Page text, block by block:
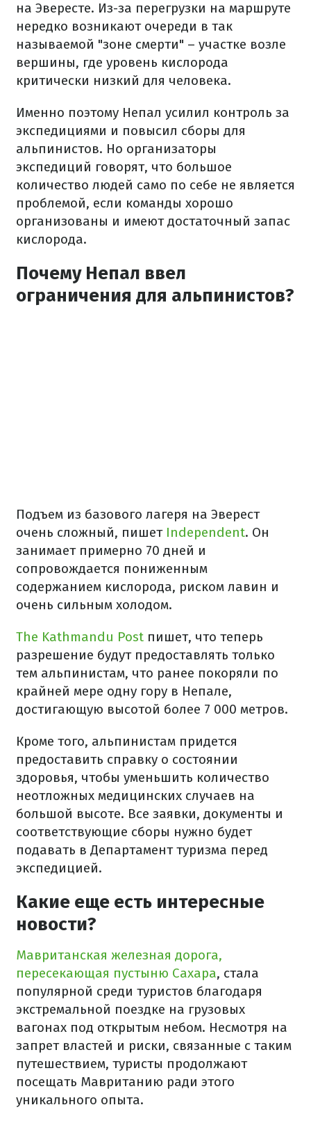
на Эвересте. Из-за перегрузки на маршруте
нередко возникают очереди в так
называемой "зоне смерти" – участке возле
вершины, где уровень кислорода
критически низкий для человека.
Именно поэтому Непал усилил контроль за
экспедициями и повысил сборы для
альпинистов. Но организаторы
экспедиций говорят, что большое
количество людей само по себе не является
проблемой, если команды хорошо
организованы и имеют достаточный запас
кислорода.
Почему Непал ввел
ограничения для альпинистов?
Подъем из базового лагеря на Эверест
очень сложный, пишет Independent. Он
занимает примерно 70 дней и
сопровождается пониженным
содержанием кислорода, риском лавин и
очень сильным холодом.
The Kathmandu Post пишет, что теперь
разрешение будут предоставлять только
тем альпинистам, что ранее покоряли по
крайней мере одну гору в Непале,
достигающую высотой более 7 000 метров.
Кроме того, альпинистам придется
предоставить справку о состоянии
здоровья, чтобы уменьшить количество
неотложных медицинских случаев на
большой высоте. Все заявки, документы и
соответствующие сборы нужно будет
подавать в Департамент туризма перед
экспедицией.
Какие еще есть интересные
новости?
Мавританская железная дорога,
пересекающая пустыню Сахара, стала
популярной среди туристов благодаря
экстремальной поездке на грузовых
вагонах под открытым небом. Несмотря на
запрет властей и риски, связанные с таким
путешествием, туристы продолжают
посещать Мавританию ради этого
уникального опыта.